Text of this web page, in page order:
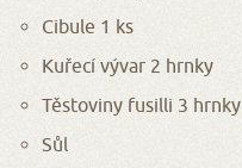
Cibule 1 ks
Kuřecí vývar 2 hrnky
Těstoviny fusilli 3 hrnky
Sůl